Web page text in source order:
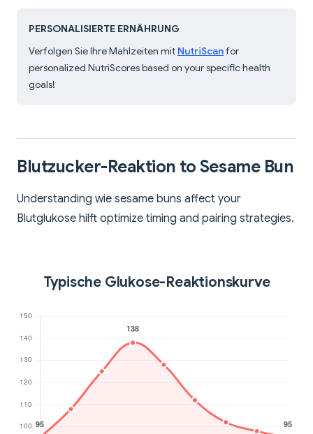
PERSONALISIERTE ERNÄHRUNG
Verfolgen Sie Ihre Mahlzeiten mit NutriScanfor
personalized NutriScores based on your specific health
goals!
Blutzucker-Reaktion to Sesame Bun
Understanding wie sesame buns affect your
Blutglukose hilft optimize timing and pairing strategies.
Typische Glukose-Reaktionskurve